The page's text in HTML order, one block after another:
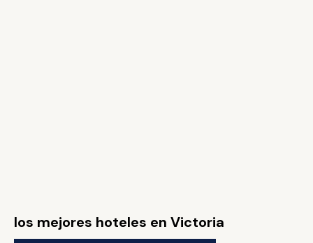
los mejores hoteles en Victoria